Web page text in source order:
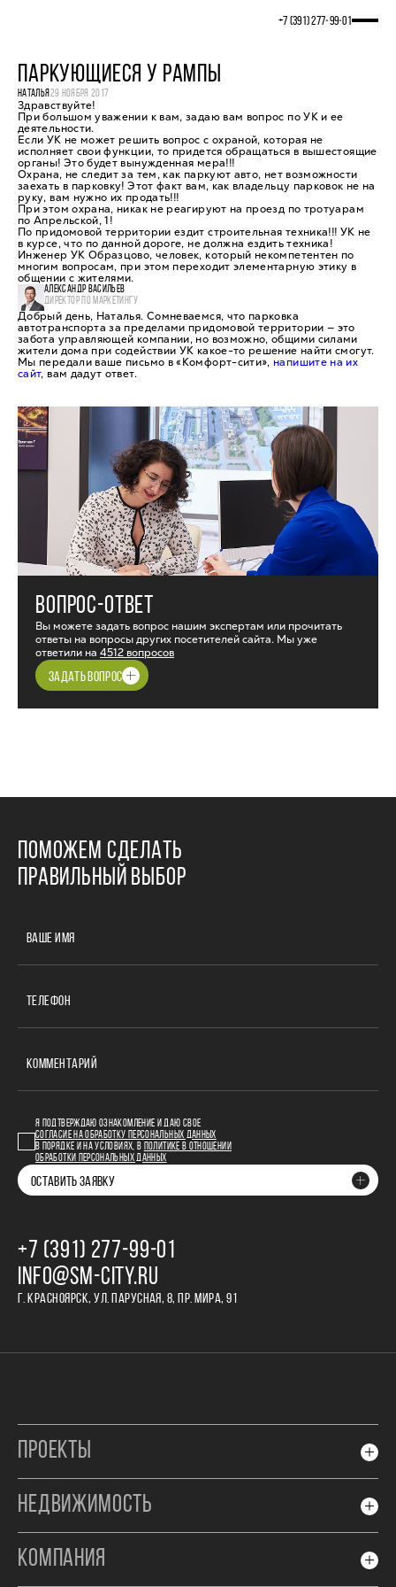
+7 (391) 277‒99‒01
ПАРКУЮЩИЕСЯ У РАМПЫ
НАТАЛЬЯ29 НОЯБРЯ 2017
Здравствуйте!
При большом уважении к вам, задаю вам вопрос по УК и ее
деятельности.
Если УК не может решить вопрос с охраной, которая не
исполняет свои функции, то придется обращаться в вышестоящие
органы! Это будет вынужденная мера!!!
Охрана, не следит за тем, как паркуют авто, нет возможности
заехать в парковку! Этот факт вам, как владельцу парковок не на
руку, вам нужно их продать!!!
При этом охрана, никак не реагируют на проезд по тротуарам
по Апрельской, 1!
По придомовой территории ездит строительная техника!!! УК не
в курсе, что по данной дороге, не должна ездить техника!
Инженер УК Образцово, человек, который некомпетентен по
многим вопросам, при этом переходит элементарную этику в
общении с жителями.
АЛЕКСАНДР ВАСИЛЬЕВ
ДИРЕКТОР ПО МАРКЕТИНГУ
Добрый день, Наталья. Сомневаемся, что парковка
автотранспорта за пределами придомовой территории — это
забота управляющей компании, но возможно, общими силами
жители дома при содействии УК какое-то решение найти смогут.
Мы передали ваше письмо в «Комфорт-сити», напишите на их
сайт, вам дадут ответ.
ВОПРОС-ОТВЕТ
Вы можете задать вопрос нашим экспертам или прочитать
ответы на вопросы других посетителей сайта. Мы уже
ответили на 4512 вопросов
ЗАДАТЬ ВОПРОС
ПОМОЖЕМ СДЕЛАТЬ
ПРАВИЛЬНЫЙ ВЫБОР
ВАШЕ ИМЯ
ТЕЛЕФОН
КОММЕНТАРИЙ
Я ПОДТВЕРЖДАЮ ОЗНАКОМЛЕНИЕ И ДАЮ СВОЕ
СОГЛАСИЕ НА ОБРАБОТКУ ПЕРСОНАЛЬНЫХ ДАННЫХ
В ПОРЯДКЕ И НА УСЛОВИЯХ, В
ПОЛИТИКЕ В ОТНОШЕНИИ
ОБРАБОТКИ ПЕРСОНАЛЬНЫХ ДАННЫХ
ОСТАВИТЬ ЗАЯВКУ
+7 (391) 277‒99‒01
INFO@SM-CITY.RU
Г. КРАСНОЯРСК, УЛ. ПАРУСНАЯ, 8, ПР. МИРА, 91
ПРОЕКТЫ
НЕДВИЖИМОСТЬ
КОМПАНИЯ